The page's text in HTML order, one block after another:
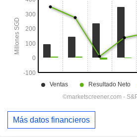
Más datos financieros